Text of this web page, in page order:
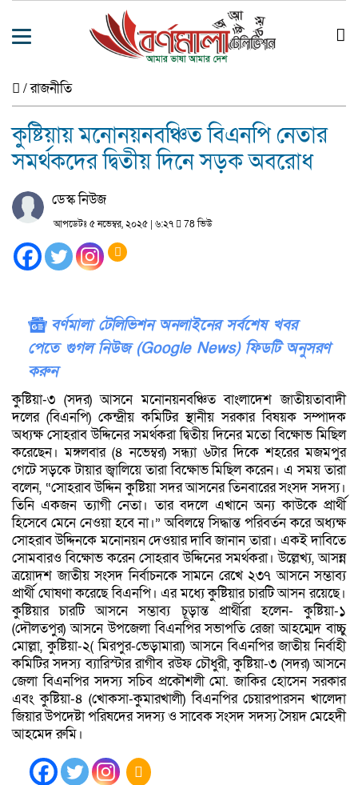
/রাজনীতি
কুষ্টিয়ায় মনোনয়নবঞ্চিত বিএনপি নেতার
সমর্থকদের দ্বিতীয় দিনে সড়ক অবরোধ
ডেস্ক নিউজ
আপডেটঃ ৫ নভেম্বর, ২০২৫ | ৬:২৭ 78 ভিউ
বর্ণমালা টেলিভিশন অনলাইনের সর্বশেষ খবর
পেতে গুগল নিউজ (Google News) ফিডটি অনুসরণ
করুন
কুষ্টিয়া-৩ (সদর) আসনে মনোনয়নবঞ্চিত বাংলাদেশ জাতীয়তাবাদী
দলের (বিএনপি) কেন্দ্রীয় কমিটির স্থানীয় সরকার বিষয়ক সম্পাদক
অধ্যক্ষ সোহরাব উদ্দিনের সমর্থকরা দ্বিতীয় দিনের মতো বিক্ষোভ মিছিল
করেছেন। মঙ্গলবার (৪ নভেম্বর) সন্ধ্যা ৬টার দিকে শহরের মজমপুর
গেটে সড়কে টায়ার জ্বালিয়ে তারা বিক্ষোভ মিছিল করেন। এ সময় তারা
বলেন, “সোহরাব উদ্দিন কুষ্টিয়া সদর আসনের তিনবারের সংসদ সদস্য।
তিনি একজন ত্যাগী নেতা। তার বদলে এখানে অন্য কাউকে প্রার্থী
হিসেবে মেনে নেওয়া হবে না।” অবিলম্বে সিদ্ধান্ত পরিবর্তন করে অধ্যক্ষ
সোহরাব উদ্দিনকে মনোনয়ন দেওয়ার দাবি জানান তারা। একই দাবিতে
সোমবারও বিক্ষোভ করেন সোহরাব উদ্দিনের সমর্থকরা। উল্লেখ্য, আসন্ন
ত্রয়োদশ জাতীয় সংসদ নির্বাচনকে সামনে রেখে ২৩৭ আসনে সম্ভাব্য
প্রার্থী ঘোষণা করেছে বিএনপি। এর মধ্যে কুষ্টিয়ার চারটি আসন রয়েছে।
কুষ্টিয়ার চারটি আসনে সম্ভাব্য চূড়ান্ত প্রার্থীরা হলেন- কুষ্টিয়া-১
(দৌলতপুর) আসনে উপজেলা বিএনপির সভাপতি রেজা আহম্মেদ বাচ্চু
মোল্লা, কুষ্টিয়া-২( মিরপুর-ভেড়ামারা) আসনে বিএনপির জাতীয় নির্বাহী
কমিটির সদস্য ব্যারিস্টার রাগীব রউফ চৌধুরী, কুষ্টিয়া-৩ (সদর) আসনে
জেলা বিএনপির সদস্য সচিব প্রকৌশলী মো. জাকির হোসেন সরকার
এবং কুষ্টিয়া-৪ (খোকসা-কুমারখালী) বিএনপির চেয়ারপারসন খালেদা
জিয়ার উপদেষ্টা পরিষদের সদস্য ও সাবেক সংসদ সদস্য সৈয়দ মেহেদী
আহমেদ রুমি।